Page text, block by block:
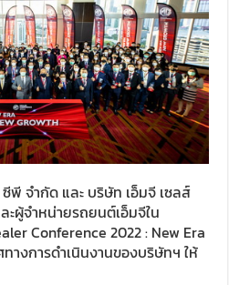
ซีพี จำกัด และ บริษัท เอ็มจี เซลส์
ะผู้จำหน่ายรถยนต์เอ็มจีใน
Conference 2022 : New Era
างการดำเนินงานของบริษัทฯ ให้